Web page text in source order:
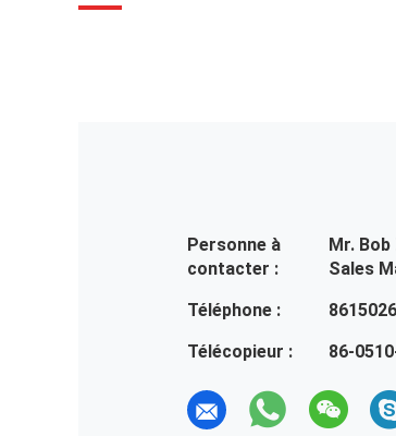
Personne à
contacter :
Mr.
Sales
Téléphone :
Télécopieur :
86-